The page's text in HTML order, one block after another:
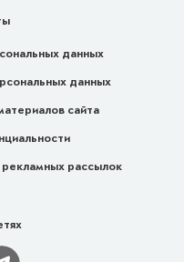
данных
данных
сайта
рассылок